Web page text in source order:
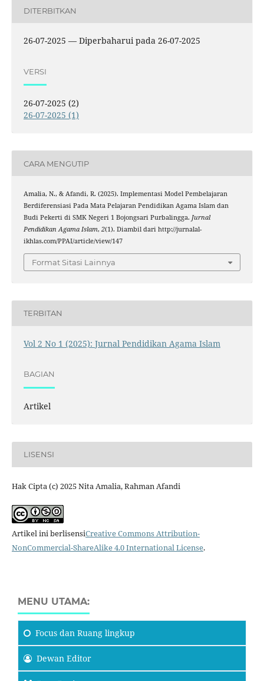
DITERBITKAN
26-07-2025 — Diperbaharui pada 26-07-2025
VERSI
26-07-2025 (2)
26-07-2025 (1)
CARA MENGUTIP
Amalia, N., & Afandi, R. (2025). Implementasi Model Pembelajaran
Berdiferensiasi Pada Mata Pelajaran Pendidikan Agama Islam dan
Budi Pekerti di SMK Negeri 1 Bojongsari Purbalingga. Jurnal
Pendidikan Agama Islam, 2(1). Diambil dari http://jurnalal-
ikhlas.com/PPAI/article/view/147
Format Sitasi Lainnya
TERBITAN
Vol 2 No 1 (2025): Jurnal Pendidikan Agama Islam
BAGIAN
Artikel
LISENSI
Hak Cipta (c) 2025 Nita Amalia, Rahman Afandi
Artikel ini berlisensiCreative Commons Attribution-
NonCommercial-ShareAlike 4.0 International License.
MENU UTAMA:
Focus dan Ruang lingkup
Dewan Editor